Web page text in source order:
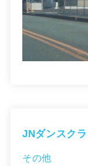
JNダンスク
その他